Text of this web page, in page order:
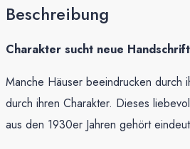
Beschreibung
Charakter sucht neue Handschrift
Manche Häuser beeindrucken
durch ihren Charakter. Dieses
aus den 1930er Jahren gehört